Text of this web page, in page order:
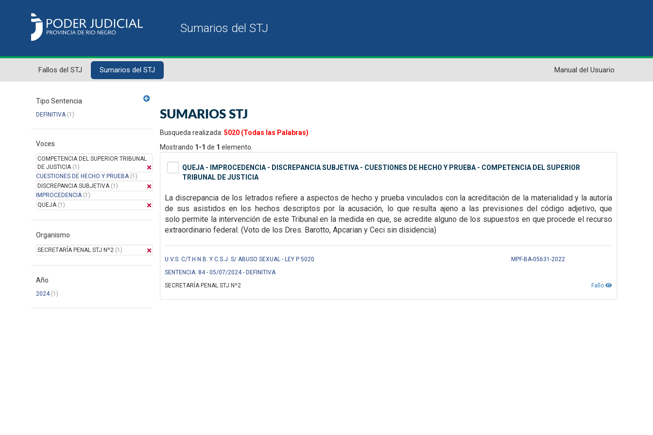
Fallos del STJ Sumarios del STJ Manual del Usuario
Tipo Sentencia
DEFINITIVA(1)
Voces
COMPETENCIA DEL SUPERIOR TRIBUNAL
DE JUSTICIA(1)
CUESTIONES DE HECHO Y PRUEBA(1)
DISCREPANCIA SUBJETIVA(1)
IMPROCEDENCIA(1)
QUEJA(1)
Organismo
SECRETARÍA PENAL STJ Nº2 (1)
Año
2024(1)
SUMARIOS STJ
Busqueda realizada: 5020 (Todas las Palabras)
Mostrando 1-1 de 1 elemento.
QUEJA - IMPROCEDENCIA - DISCREPANCIA SUBJETIVA - CUESTIONES DE HECHO Y PRUEBA - COMPETENCIA DEL SUPERIOR
TRIBUNAL DE JUSTICIA
La discrepancia de los letrados refiere a aspectos de hecho y prueba vinculados con la acreditación de la materialidad y la autoría
de sus asistidos en los hechosdescriptos por la acusación, lo que resulta ajeno a las previsiones del código adjetivo, que
solo permite la intervención de este Tribunal en la medida en que, se acredite alguno de los supuestos en que procede el recurso
extraordinario federal. (Voto de los Dres. Barotto, Apcarian y Ceci sin disidencia)
U.V.S. C/T.H.N.B. Y C.S.J. S/ ABUSO SEXUAL - LEY P 5020
MPF-BA-05631-2022
SENTENCIA: 84 - 05/07/2024 - DEFINITIVA
Fallo
SECRETARÍA PENAL STJ Nº2